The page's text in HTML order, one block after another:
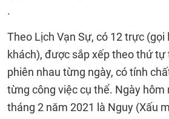
.
Theo Lịch Vạn Sự, có 12 trực
khách), được sắp xếp theo thứ tự
phiên nhau từng ngày, có tính
từng công việc cụ thể. Ngày hôm
tháng 2 năm 2021 là Nguy (Xấu